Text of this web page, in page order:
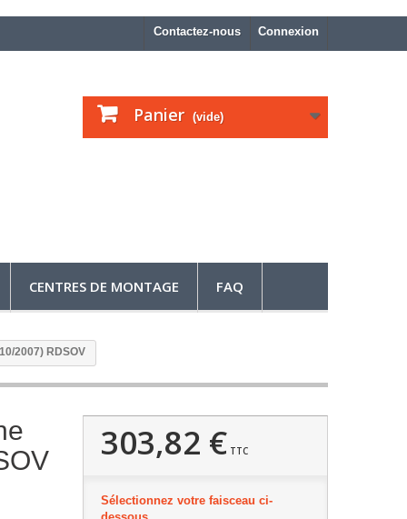
Connexion
Contactez-nous
Panier (vide)
CENTRES DE MONTAGE FAQ
2007) RDSOV
303,82 € TTC
Sélectionnez votre faisceau ci-